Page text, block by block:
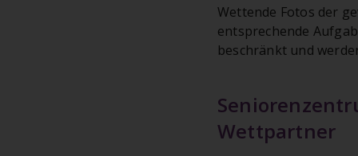
Wettende Fotos der
entsprechende
beschränkt und
Wettpartner